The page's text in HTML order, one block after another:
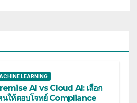
LEARNING
AI vs Cloud AI: เลือก
นให้ตอบโจทย์ Compliance